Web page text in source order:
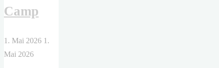
Camp
1. Mai 2026 1.
Mai 2026